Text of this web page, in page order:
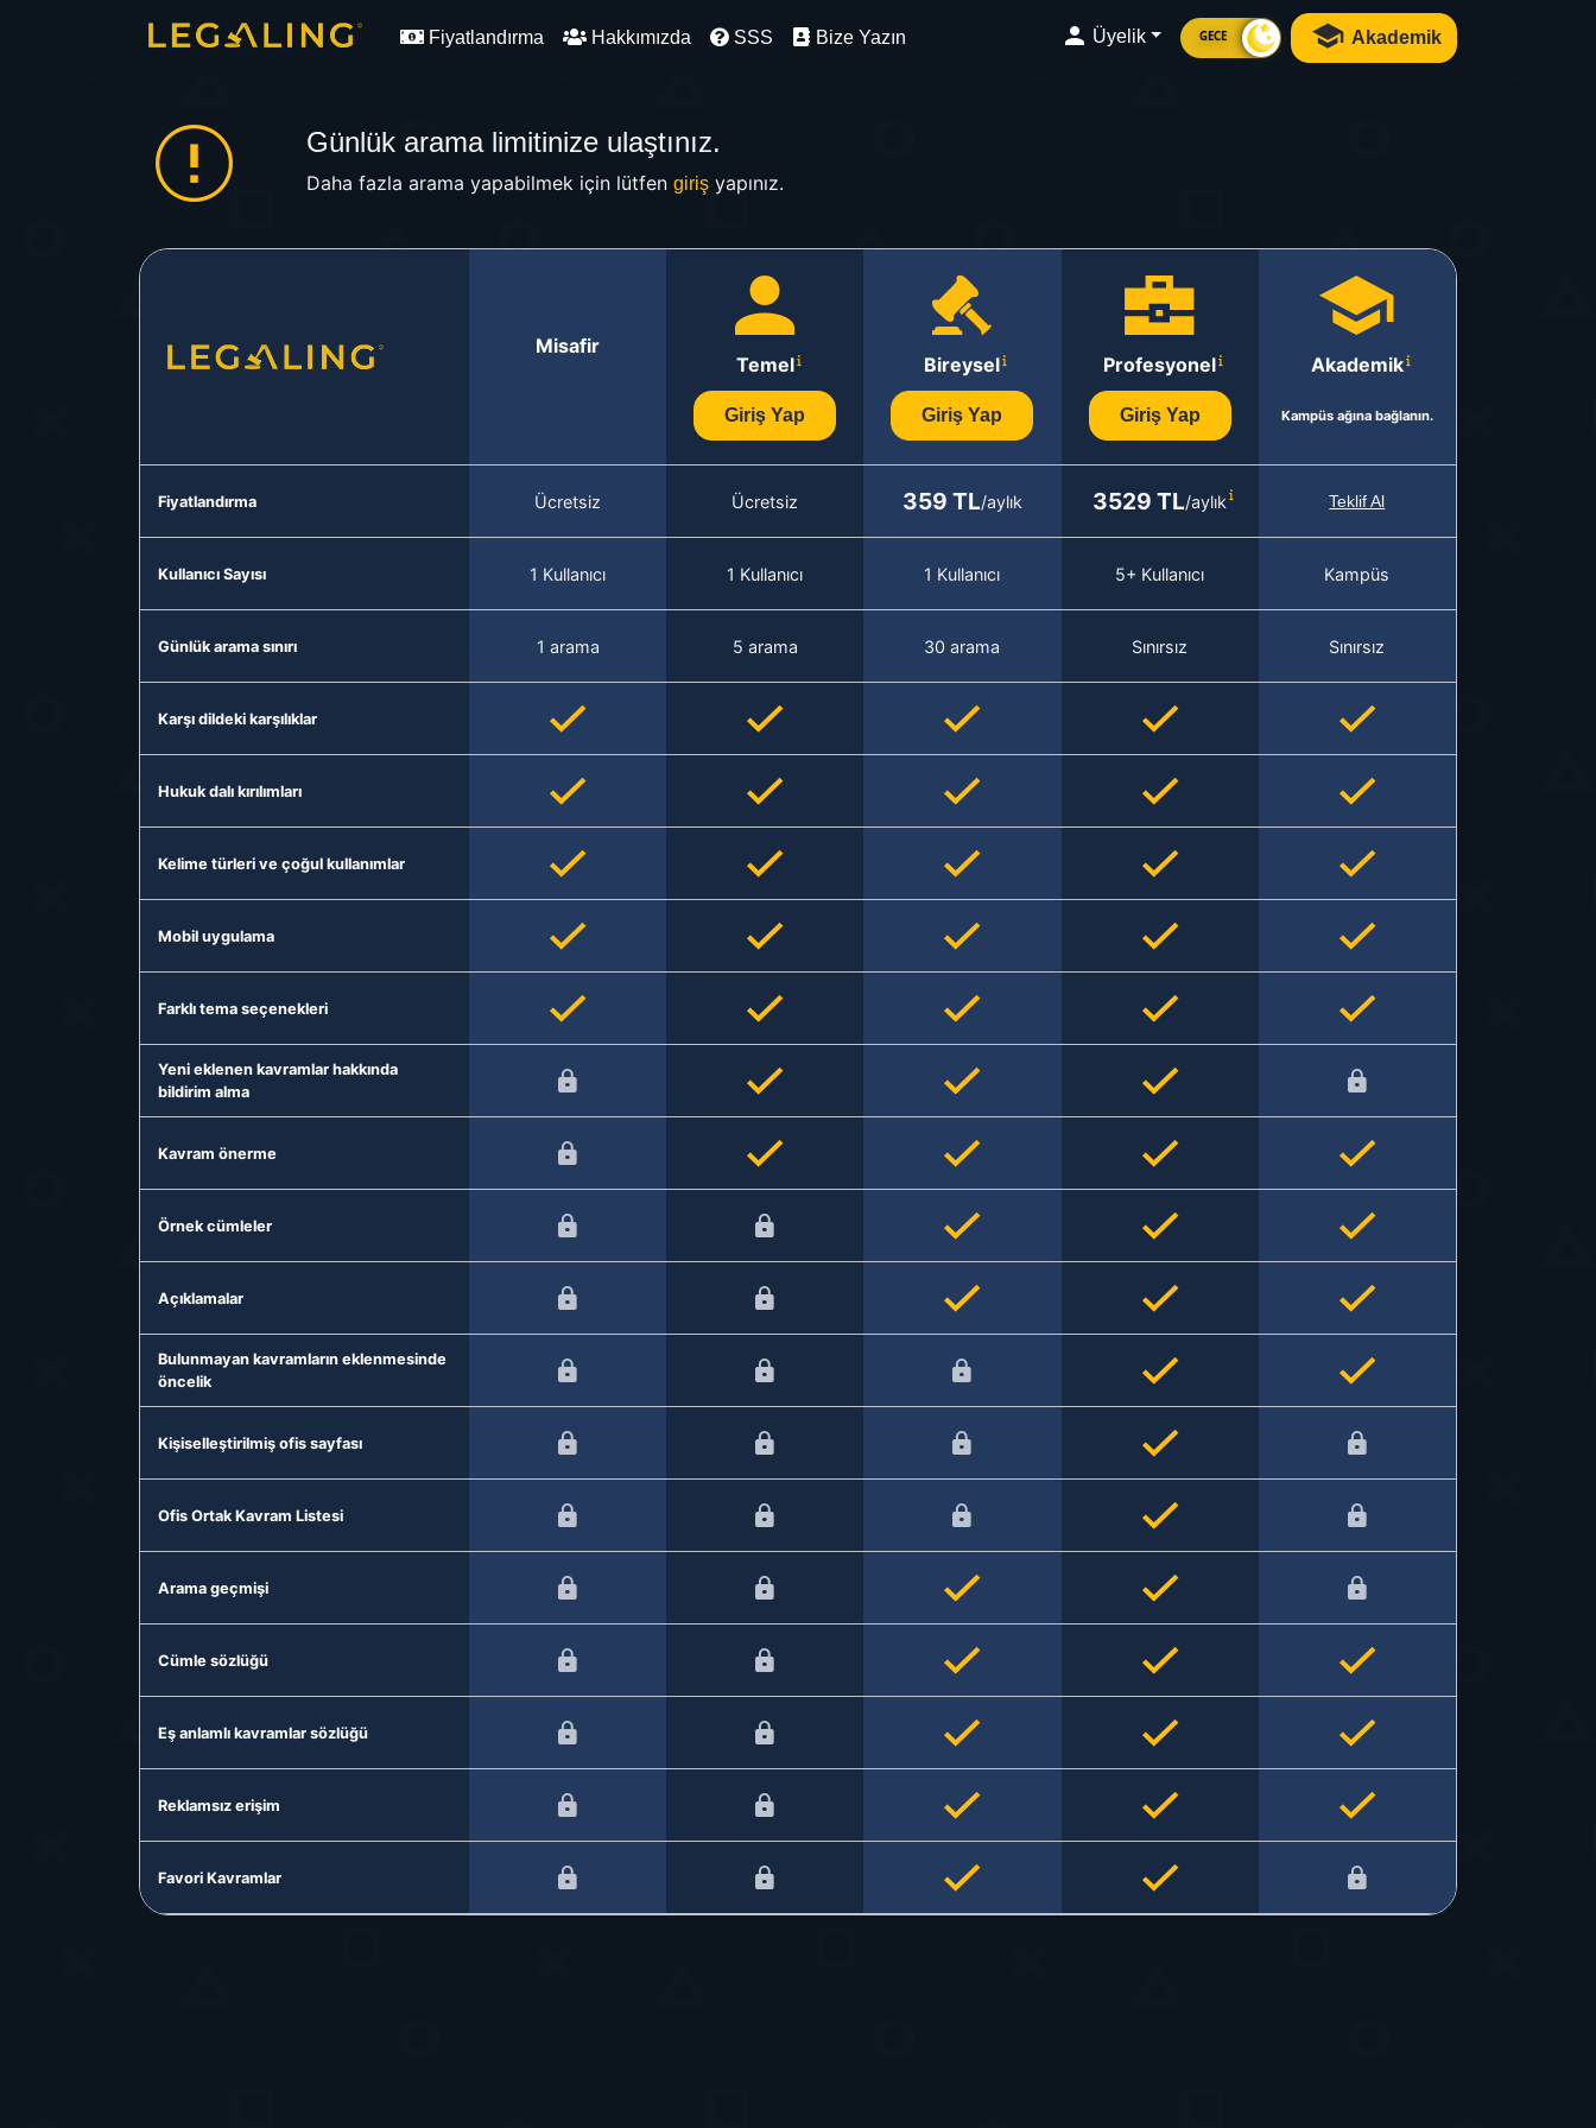
Fiyatlandırma Hakkımızda SSS Bize Yazın Üyelik GECE Akademik
Günlük arama limitinize ulaştınız.
Daha fazla arama yapabilmek için lütfen girişyapınız.
Misafir
Temel
Giriş Yap
Bireysel
Giriş Yap
Profesyonel
Giriş Yap
Akademik
Kampüs ağına bağlanın.
Fiyatlandırma Ücretsiz Ücretsiz 359 TL/aylık 3529 TL/aylık Teklif Al
Kullanıcı Sayısı 1 Kullanıcı 1 Kullanıcı 1 Kullanıcı 5+ Kullanıcı Kampüs
Günlük arama sınırı 1 arama 5 arama 30 arama Sınırsız Sınırsız
Karşı dildeki karşılıklar
Hukuk dalı kırılımları
Kelime türleri ve çoğul kullanımlar
Mobil uygulama
Farklı tema seçenekleri
Yeni eklenen kavramlar hakkında
bildirim alma
Kavram önerme
Örnek cümleler
Açıklamalar
Bulunmayan kavramların eklenmesinde
öncelik
Kişiselleştirilmiş ofis sayfası
Ofis Ortak Kavram Listesi
Arama geçmişi
Cümle sözlüğü
Eş anlamlı kavramlar sözlüğü
Reklamsız erişim
Favori Kavramlar